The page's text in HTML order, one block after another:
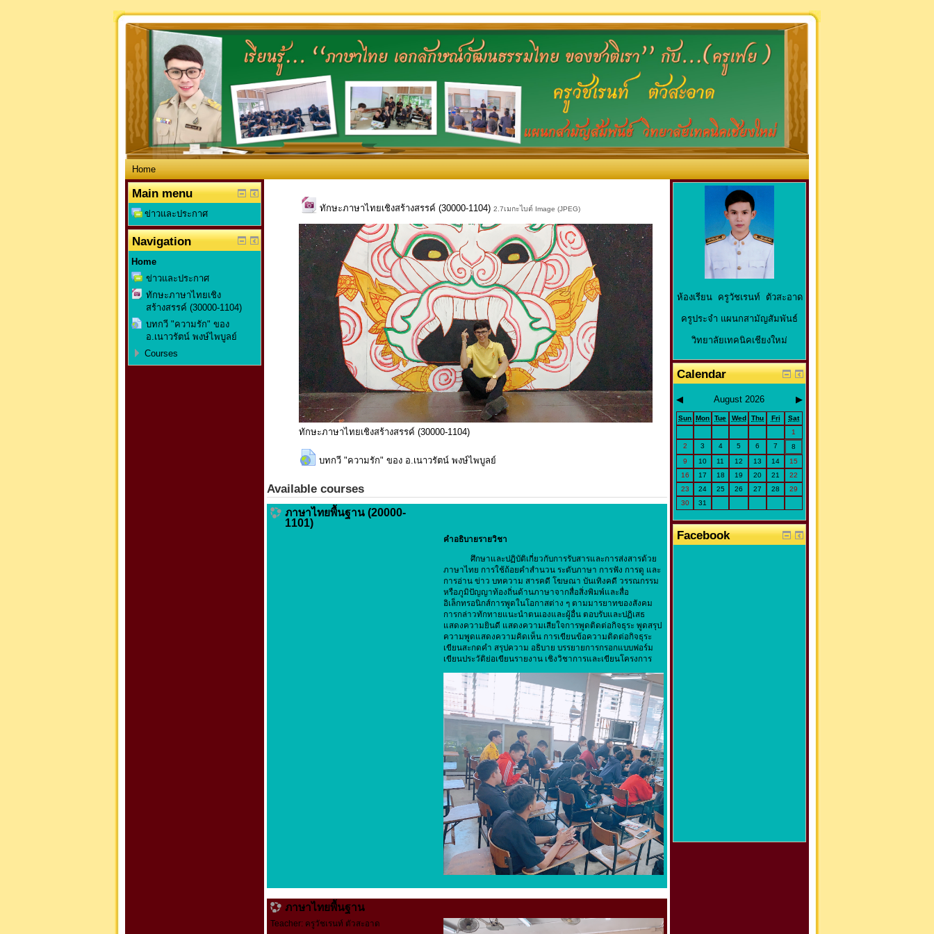
You are not logged in. (Log in)
Home
ทักษะภาษาไทยเชิงสร้างสรรค์ (30000-1104) 2.7เมกะไบต์ Image (JPEG)
ทักษะภาษาไทยเชิงสร้างสรรค์ (30000-1104)
บทกวี "ความรัก" ของ อ.เนาวรัตน์ พงษ์ไพบูลย์
Available courses
ภาษาไทยพื้นฐาน (20000-
1101)
คำอธิบายรายวิชา
ศึกษาและปฏิบัติเกี่ยวกับการรับสารและการส่งสารด้วย
ภาษาไทย การใช้ถ้อยคำสำนวน ระดับภาษา การฟัง การดู และ
การอ่าน ข่าว บทความ สารคดี โฆษณา บันเทิงคดี วรรณกรรม
หรือภูมิปัญญาท้องถิ่นด้านภาษาจากสื่อสิ่งพิมพ์และสื่อ
อิเล็กทรอนิกส์การพูดในโอกาสต่าง ๆ ตามมารยาทของสังคม
การกล่าวทักทายแนะนำตนเองและผู้อื่น ตอบรับและปฏิเสธ
แสดงความยินดี แสดงความเสียใจการพูดติดต่อกิจธุระ พูดสรุป
ความพูดแสดงความคิดเห็น การเขียนข้อความติดต่อกิจธุระ
เขียนสะกดคำ สรุปความ อธิบาย บรรยายการกรอกแบบฟอร์ม
เขียนประวัติย่อเขียนรายงาน เชิงวิชาการและเขียนโครงการ
ภาษาไทยพื้นฐาน
Teacher: ครูวัชเรนท์ ตัวสะอาด
Main menu
ข่าวและประกาศ
Navigation
Home
ข่าวและประกาศ
ทักษะภาษาไทยเชิง
สร้างสรรค์ (30000-1104)
บทกวี "ความรัก" ของ
อ.เนาวรัตน์ พงษ์ไพบูลย์
Courses
ห้องเรียน ครูวัชเรนท์ ตัวสะอาด
ครูประจำ แผนกสามัญสัมพันธ์
วิทยาลัยเทคนิคเชียงใหม่
Calendar
◀ August 2026 ▶
Sun Mon Tue Wed Thu Fri
Sat
1
2
3 4 5 6 7
8
9
10 11 12 13 14
15
16
17 18 19 20 21
22
23
24 25 26 27 28
29
30
31
Facebook